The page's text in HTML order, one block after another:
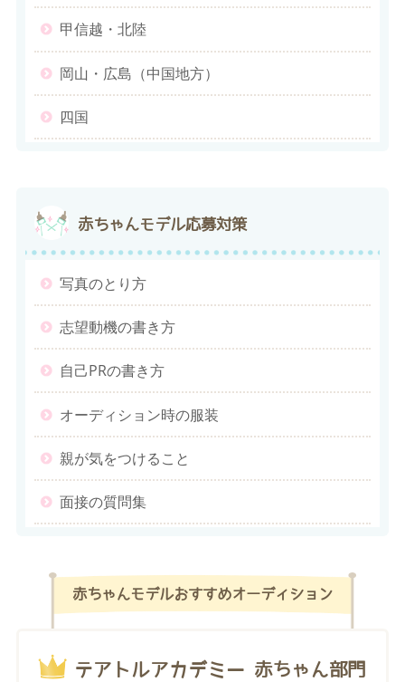
甲信越・北陸
岡山・広島（中国地方）
四国
赤ちゃんモデル応募対策
写真のとり方
志望動機の書き方
自己PRの書き方
オーディション時の服装
親が気をつけること
面接の質問集
赤ちゃんモデルおすすめオーディション
テアトルアカデミー 赤ちゃん部門